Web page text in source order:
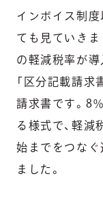
インボイス制度
ても見ていきま
の軽減税率が
「区分記載請求
請求書です。8
る様式で、軽減
始までをつな
ました。